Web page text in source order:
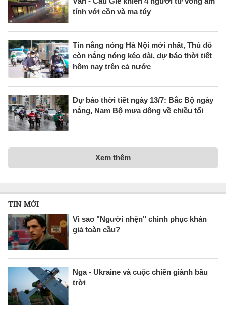
tính với cồn và ma túy
Tin nắng nóng Hà Nội mới nhất, Thủ đô
còn nắng nóng kéo dài, dự báo thời tiết
hôm nay trên cả nước
Dự báo thời tiết ngày 13/7: Bắc Bộ ngày
nắng, Nam Bộ mưa dông về chiều tối
Xem thêm
TIN MỚI
Vì sao "Người nhện" chinh phục khán
giả toàn cầu?
Nga - Ukraine và cuộc chiến giành bầu
trời